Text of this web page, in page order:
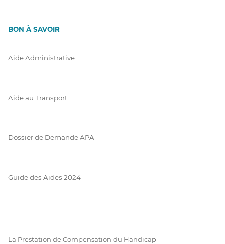
BON À SAVOIR
Aide Administrative
Aide au Transport
Dossier de Demande APA
Guide des Aides 2024
La Prestation de Compensation du Handicap